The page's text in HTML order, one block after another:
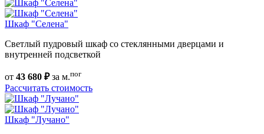
Шкаф "Селена"
Светлый пудровый шкаф со стеклянными дверцами и
внутренней подсветкой
от 43 680 ₽за м.пог
Рассчитать стоимость
Шкаф "Лучано"